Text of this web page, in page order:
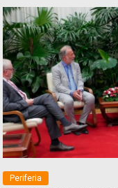
Periferia